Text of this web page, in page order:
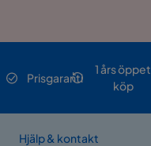
Prisgaranti
1 års öppet
köp
Hjälp & kontakt